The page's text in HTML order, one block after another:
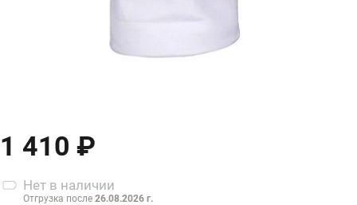
1 410 ₽
Нет в наличии
Отгрузка после 26.08.2026 г.